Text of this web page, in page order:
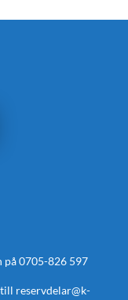
på0705-826 597
till reservdelar@k-